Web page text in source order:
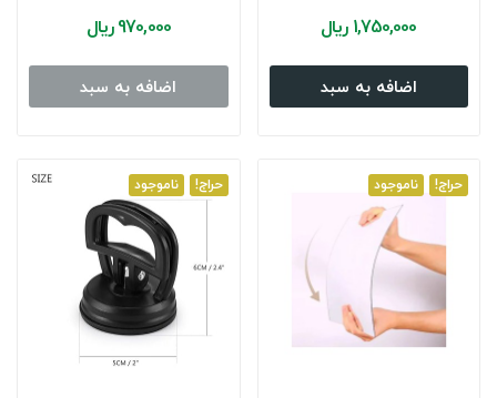
سرشیر آب دو حالته آشپزخانه وارداتی مدل...
4000000
1,750,000 ریال
اضافه به سبد
970,000 ریال
اضافه به سبد
حراج! ناموجود حراج! ناموجود